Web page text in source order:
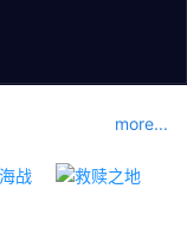
more...